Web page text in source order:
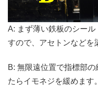
A: まず薄い鉄板のシー
すので、アセトンなどを
B: 無限遠位置で指標部
たらイモネジを緩めます。